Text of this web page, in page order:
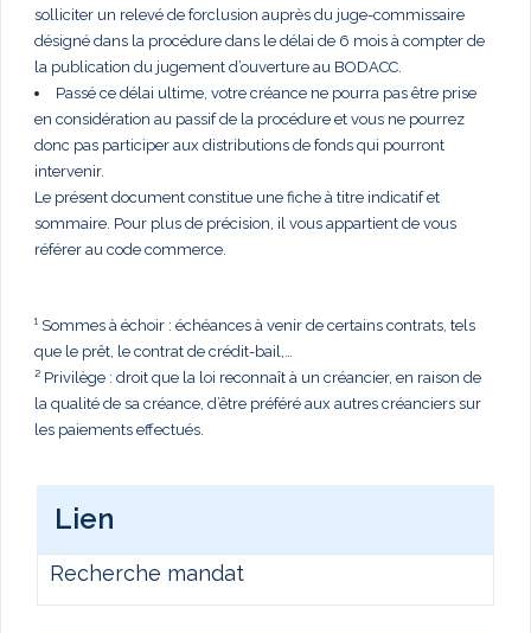
solliciter un relevé de forclusion auprès du juge-commissaire
désigné dans la procédure dans le délai de 6 mois à compter de
la publication du jugement d’ouverture au BODACC.
Passé ce délai ultime, votre créance ne pourra pas être prise
en considération au passif de la procédure et vous ne pourrez
donc pas participer aux distributions de fonds qui pourront
intervenir.
Le présent document constitue une fiche à titre indicatif et
sommaire. Pour plus de précision, il vous appartient de vous
référer au code commerce.
¹ Sommes à échoir : échéances à venir de certains contrats, tels
que le prêt, le contrat de crédit-bail,…
² Privilège : droit que la loi reconnaît à un créancier, en raison de
la qualité de sa créance, d’être préféré aux autres créanciers sur
les paiements effectués.
Lien
Recherche mandat